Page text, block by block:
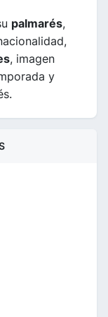
palmarés,
, imagen
y